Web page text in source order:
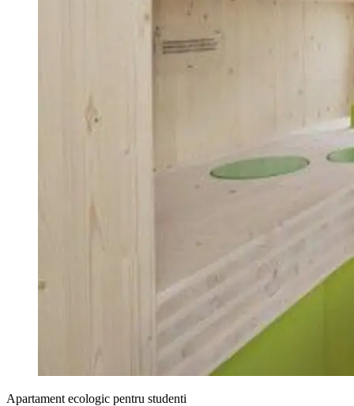
Apartament ecologic pentru studenti